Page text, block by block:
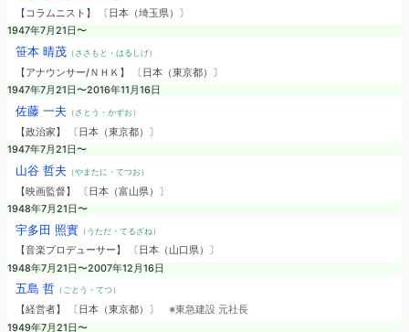
【コラムニスト】 〔日本（埼玉県）〕
1947年7月21日〜
笹本 晴茂（ささもと・はるしげ）
【アナウンサー/ＮＨＫ】 〔日本（東京都）〕
1947年7月21日〜2016年11月16日
佐藤 一夫 （さとう・かずお）
【政治家】 〔日本（東京都）〕
1947年7月21日〜
山谷 哲夫 （やまたに・てつお）
【映画監督】 〔日本（富山県）〕
1948年7月21日〜
宇多田 照實（うただ・てるざね）
【音楽プロデューサー】 〔日本（山口県）〕
1948年7月21日〜2007年12月16日
五島 哲 （ごとう・てつ）
【経営者】 〔日本（東京都）〕 ※東急建設 元社長
1949年7月21日〜